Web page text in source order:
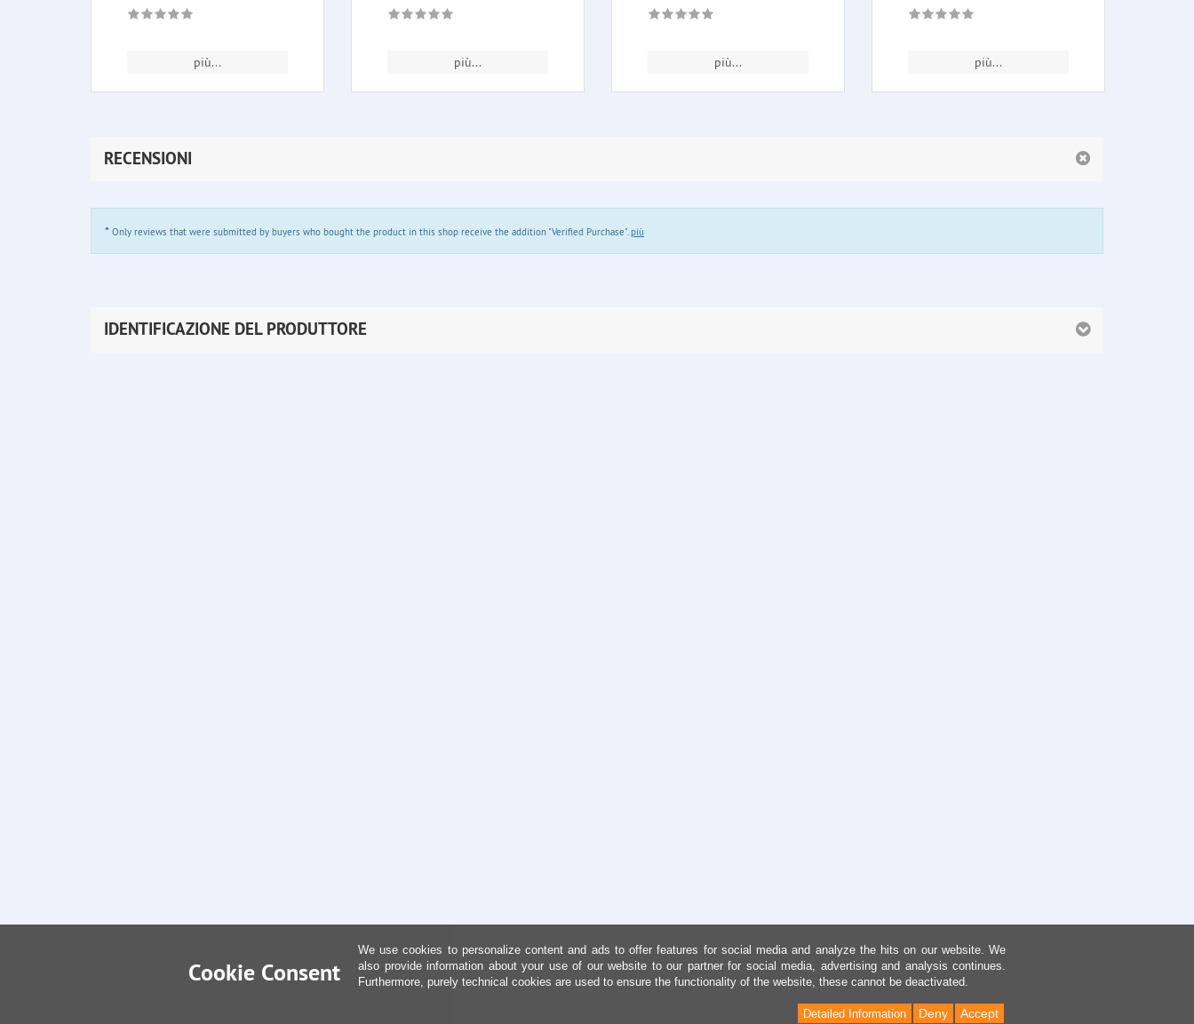
più... più... più... più...
RECENSIONI
* Only reviews that were submitted by buyers who bought the product in this shop receive the addition "Verified Purchase".più
IDENTIFICAZIONE DEL PRODUTTORE
Cookie Consent
We use cookies to personalize content and ads to offer features for social media and analyze the hits on our website. We
also provide information about your use of our website to our partner for social media, advertising and analysis continues.
Furthermore, purely technical cookies are used to ensure the functionality of the website, these cannot be deactivated.
Accept
Deny
Detailed Information